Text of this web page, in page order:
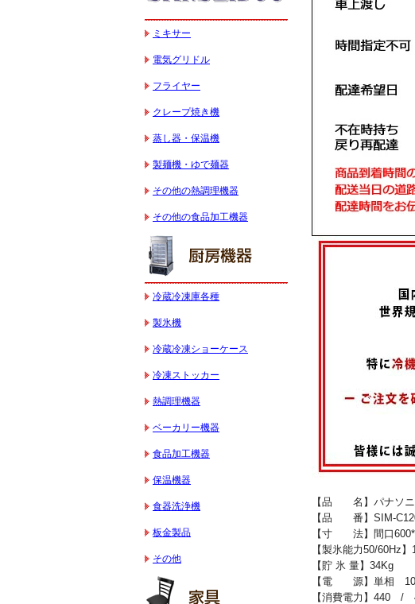
【品 名】パナソニ
【品 番】SIM-
【寸 法】間口600*
【製氷能力50/60Hz
【貯 氷 量】34Kg
【電 源】単相
【消費電力】440 /
ミキサー
電気グリドル
フライヤー
クレープ焼き機
蒸し器・保温機
製麺機・ゆで麺器
その他の熱調理機器
その他の食品加工機器
冷蔵冷凍庫各種
製氷機
冷蔵冷凍ショーケース
冷凍ストッカー
熱調理機器
ベーカリー機器
食品加工機器
保温機器
食器洗浄機
板金製品
その他